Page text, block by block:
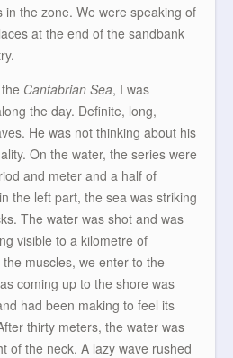
the zone. We were speaking of
at the end of the sandbank
Cantabrian Sea, I was
the day. Definite, long,
He was not thinking about his
On the water, the series were
and meter and a half of
the left part, the sea was striking
The water was shot and was
visible to a kilometre of
muscles, we enter to the
coming up to the shore was
had been making to feel its
thirty meters, the water was
of the neck. A lazy wave rushed